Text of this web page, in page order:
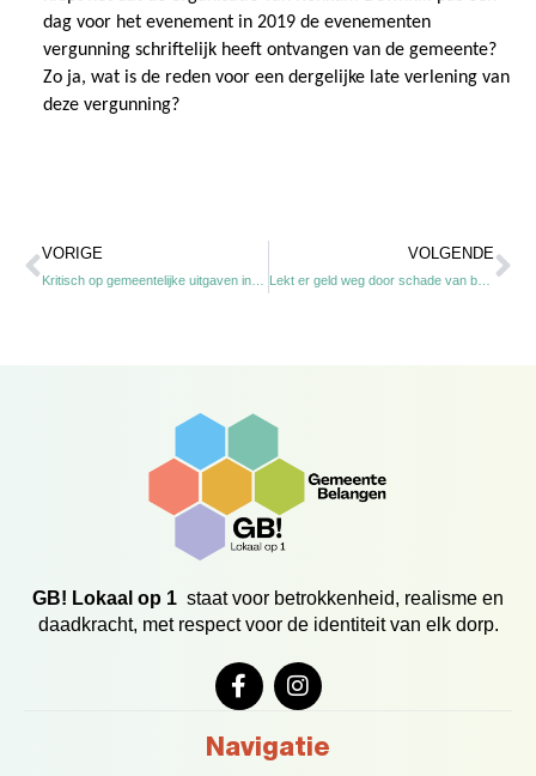
dag voor het evenement in 2019 de evenementen
vergunning schriftelijk heeft ontvangen van de gemeente?
Zo ja, wat is de reden voor een dergelijke late verlening van
deze vergunning?
Vorige
VORIGE VOLGENDE
Lekt er geld weg door schade van bouwprojecten?
GB! Lokaal op 1 staat voor betrokkenheid, realisme en
daadkracht, met respect voor de identiteit van elk dorp.
F
a
e
I
n
t
Navigatie